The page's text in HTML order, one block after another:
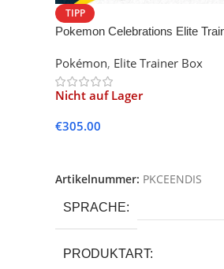
TIPP
Pokemon Celebrations Elite
Pokémon, Elite Trainer Box
Nicht auf Lager
€305.00
Artikelnummer: PKCEENDIS
SPRACHE
PRODUKTART